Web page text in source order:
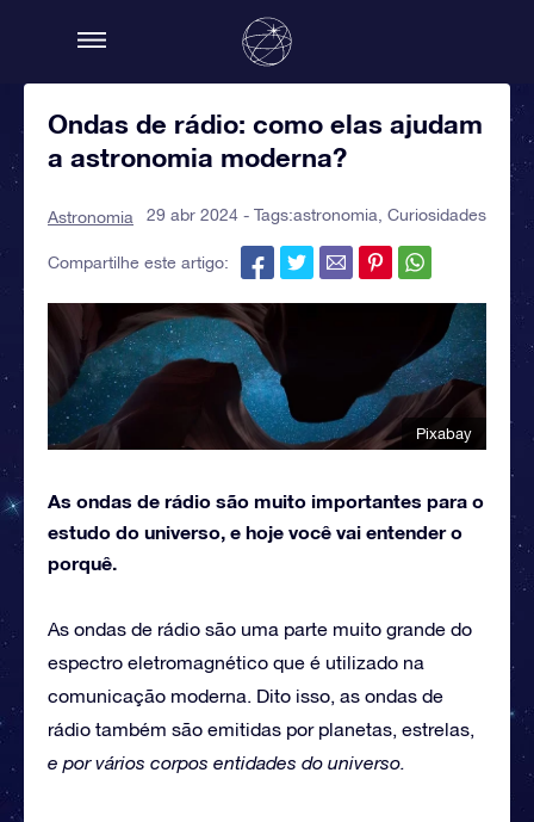
Ondas de rádio: como elas ajudam
a astronomia moderna?
Astronomia 29 abr 2024 - Tags:astronomia Curiosidades
Compartilhe este artigo:
Pixabay
As ondas de rádio são muito importantes para o
estudo do universo, e hoje você vai entender o
porquê.
As ondas de rádio são uma parte muito grande do
espectro eletromagnético que é utilizado na
comunicação moderna. Dito isso, as ondas de
rádio também são emitidas por planetas, estrelas,
e por vários corpos entidades do universo.